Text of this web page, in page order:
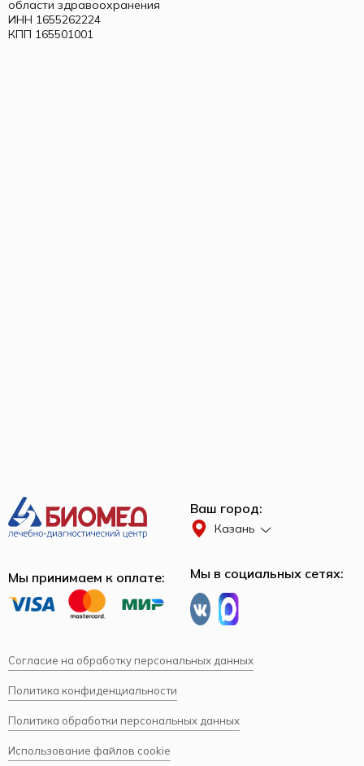
области здравоохранения
ИНН 1655262224
КПП 165501001
Ваш город:
Казань
Мы принимаем к оплате: Мы в социальных сетях:
Согласие на обработку персональных данных
Политика конфиденциальности
Политика обработки персональных данных
Использование файлов cookie